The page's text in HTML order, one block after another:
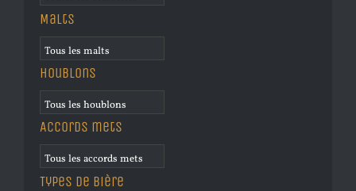
Malts
Houblons
Accords mets
Types de bière